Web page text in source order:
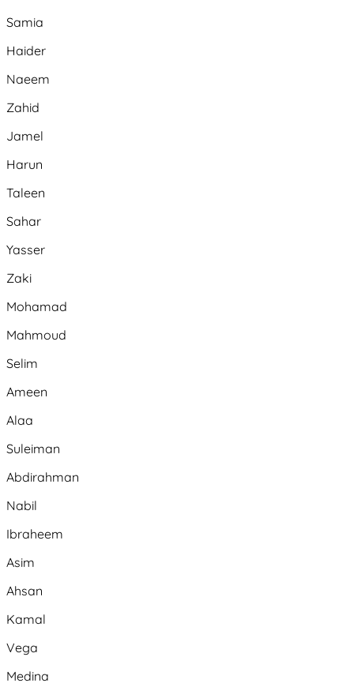
Samia
Haider
Naeem
Zahid
Jamel
Harun
Taleen
Sahar
Yasser
Zaki
Mohamad
Mahmoud
Selim
Ameen
Alaa
Suleiman
Abdirahman
Nabil
Ibraheem
Asim
Ahsan
Kamal
Vega
Medina